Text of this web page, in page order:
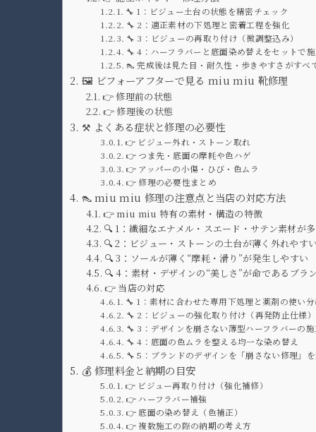
🔧 1：ビジュー土台の状態を精密チェック
🔧 2：適正素材の下処理と密着工程を強化
🔧 3：ビジューの再取り付け（微調整込み）
🔧 4：ハーフラバーと底面染め替えをセットで施
👠 完成後は見た目・耐久性・歩きやすさがすべ
🖼️ ビフォーアフターで見る miu miu 靴修理
👉 修理前の状態
👉 修理後の状態
⚒️ よくある症状と修理の必要性
👉 ビジュー外れ・ストーン取れ
👉 つま先・底面の摩耗や色ハゲ
👉 アッパーの小傷・ひび・色ムラ
👉 修理の必要性まとめ
👠 miu miu 修理の注意点と当店の対応方法
👉 miu miu 特有の素材・構造の特徴
🔍 1：繊細なエナメル・スエード・サテン素材が
🔍 2：ビジュー・ストーンの土台が薄く外れやすい
🔍 3：ソールが薄く“摩耗・滑り”が発生しやすい
🔍 4：素材・デザインの“美しさ”が命であるブラ
👉 当店の対応
🔧 1：素材に合わせた専用下処理と薬剤の使い分
🔧 2：ビジューの強化取り付け（再発防止仕様）
🔧 3：デザインを崩さない薄型ハーフラバーの施
🔧 4：底面の色ムラを整える均一な染め替え
🔧 5：ブランドのデザインを「崩さない修理」
💰 修理料金と納期の目安
👉 ビジュー再取り付け（強化補修）
👉 ハーフラバー補強
👉 底面の染め替え（色補正）
👉 複数施工の際の納期の考え方